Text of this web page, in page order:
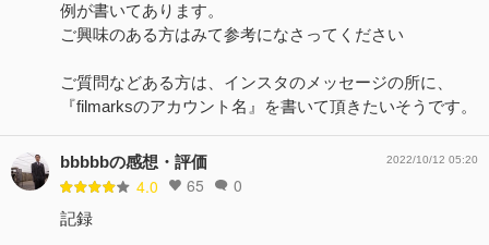
例が書いてあります。
ご興味のある方はみて参考になさってください
ご質問などある方は、インスタのメッセージの所に、
『filmarksのアカウント名』を書いて頂きたいそうです。
bbbbbの感想・評価
4.0 65 0
2022/10/12 05:20
記録